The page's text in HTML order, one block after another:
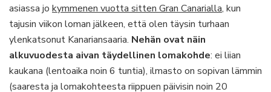
asiassa jo kymmenen vuotta sitten Gran Canarialla, kun
tajusin viikon loman jälkeen, että olen täysin turhaan
ylenkatsonut Kanariansaaria. Nehän ovat näin
alkuvuodesta aivan täydellinen lomakohde: ei liian
kaukana (lentoaika noin 6 tuntia), ilmasto on sopivan lämmin
(saaresta ja lomakohteesta riippuen päivisin noin 20